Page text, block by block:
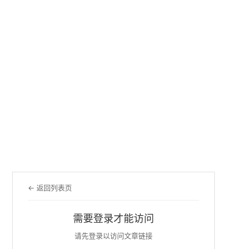
← 返回列表页
需要登录才能访问
请先登录以访问文章链接